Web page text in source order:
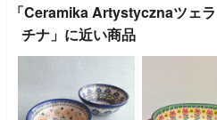
「Ceramika Artystycznaツェ
チナ」に近い商品